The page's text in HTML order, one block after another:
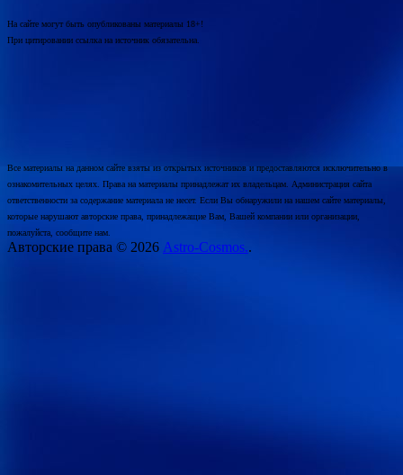
На сайте могут быть опубликованы материалы 18+!
При цитировании ссылка на источник обязательна.
Все материалы на данном сайте взяты из открытых источников и предоставляются исключительно в
ознакомительных целях. Права на материалы принадлежат их владельцам. Администрация сайта
ответственности за содержание материала не несет. Если Вы обнаружили на нашем сайте материалы,
которые нарушают авторские права, принадлежащие Вам, Вашей компании или организации,
пожалуйста, сообщите нам.
Авторские права © 2026 Astro-Cosmos..